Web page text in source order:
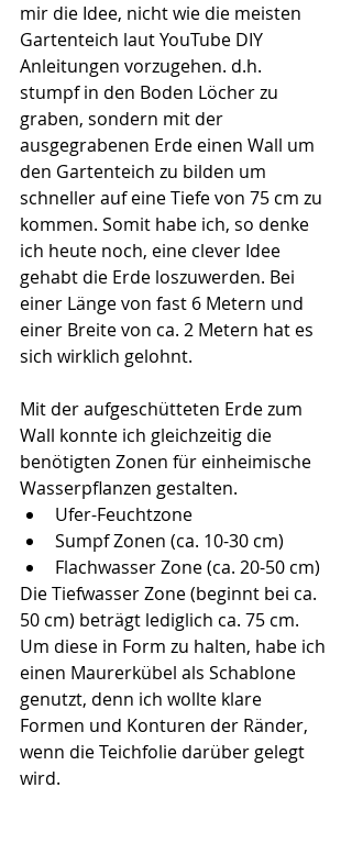
mir die Idee, nicht wie die meisten
Gartenteich laut YouTube DIY
Anleitungen vorzugehen. d.h.
stumpf in den Boden Löcher zu
graben, sondern mit der
ausgegrabenen Erde einen Wall um
den Gartenteich zu bilden um
schneller auf eine Tiefe von 75 cm zu
kommen. Somit habe ich, so denke
ich heute noch, eine clever Idee
gehabt die Erde loszuwerden. Bei
einer Länge von fast 6 Metern und
einer Breite von ca. 2 Metern hat es
sich wirklich gelohnt.
Mit der aufgeschütteten Erde zum
Wall konnte ich gleichzeitig die
benötigten Zonen für einheimische
Wasserpflanzen gestalten.
Ufer-Feuchtzone
Sumpf Zonen (ca. 10-30 cm)
Flachwasser Zone (ca. 20-50 cm)
Die Tiefwasser Zone (beginnt bei ca.
50 cm) beträgt lediglich ca. 75 cm.
Um diese in Form zu halten, habe ich
einen Maurerkübel als Schablone
genutzt, denn ich wollte klare
Formen und Konturen der Ränder,
wenn die Teichfolie darüber gelegt
wird.